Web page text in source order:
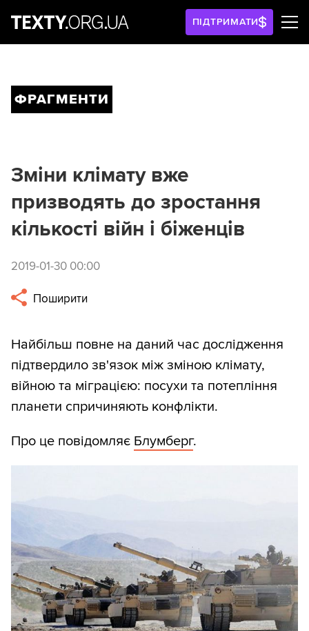
ПІДТРИМАТИ
ФРАГМЕНТИ
Зміни клімату вже
призводять до зростання
кількості війн і біженців
2019-01-30 00:00
Поширити
Найбільш повне на даний час дослідження
підтвердило зв'язок між зміною клімату,
війною та міграцією: посухи та потепління
планети спричиняють конфлікти.
Про це повідомляє Блумберг.